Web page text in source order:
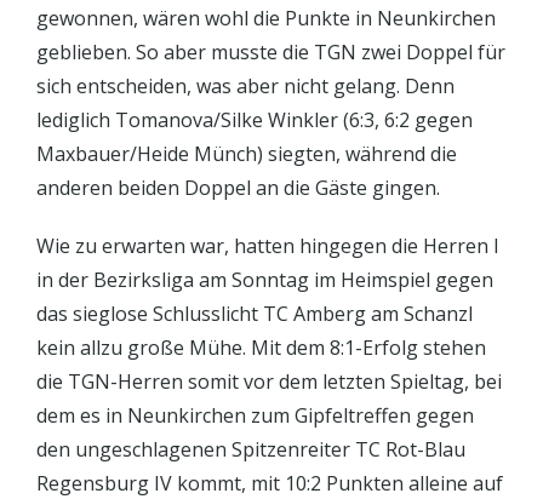
gewonnen, wären wohl die Punkte in Neunkirchen
geblieben. So aber musste die TGN zwei Doppel für
sich entscheiden, was aber nicht gelang. Denn
lediglich Tomanova/Silke Winkler (6:3, 6:2 gegen
Maxbauer/Heide Münch) siegten, während die
anderen beiden Doppel an die Gäste gingen.
Wie zu erwarten war, hatten hingegen die Herren I
in der Bezirksliga am Sonntag im Heimspiel gegen
das sieglose Schlusslicht TC Amberg am Schanzl
kein allzu große Mühe. Mit dem 8:1-Erfolg stehen
die TGN-Herren somit vor dem letzten Spieltag, bei
dem es in Neunkirchen zum Gipfeltreffen gegen
den ungeschlagenen Spitzenreiter TC Rot-Blau
Regensburg IV kommt, mit 10:2 Punkten alleine auf